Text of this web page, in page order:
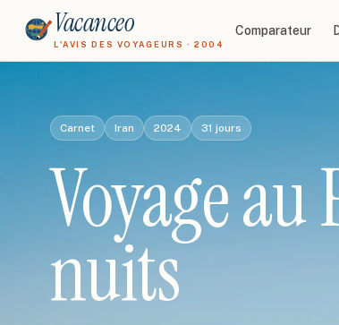
Vacanceo
L'AVIS DES VOYAGEURS · 2004
Comparateur
Carnet Iran 2024 31 jours
Voyage au
nuits